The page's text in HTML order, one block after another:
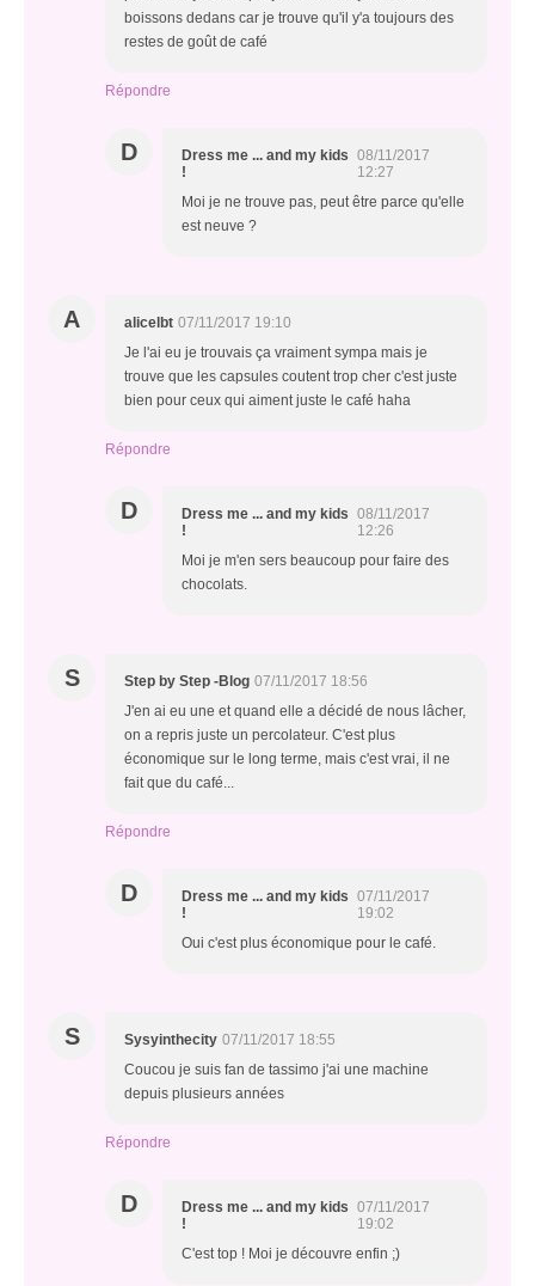
boissons dedans car je trouve qu'il y'a toujours des
restes de goût de café
Répondre
D
Dress me ... and my kids
!
08/11/2017
12:27
Moi je ne trouve pas, peut être parce qu'elle
est neuve ?
A alicelbt 07/11/2017 19:10
Je l'ai eu je trouvais ça vraiment sympa mais je
trouve que les capsules coutent trop cher c'est juste
bien pour ceux qui aiment juste le café haha
Répondre
D
Dress me ... and my kids
!
08/11/2017
12:26
Moi je m'en sers beaucoup pour faire des
chocolats.
S Step by Step -Blog 07/11/2017 18:56
J'en ai eu une et quand elle a décidé de nous lâcher,
on a repris juste un percolateur. C'est plus
économique sur le long terme, mais c'est vrai, il ne
fait que du café...
Répondre
D
Dress me ... and my kids
!
07/11/2017
19:02
Oui c'est plus économique pour le café.
S Sysyinthecity 07/11/2017 18:55
Coucou je suis fan de tassimo j'ai une machine
depuis plusieurs années
Répondre
D
Dress me ... and my kids
!
07/11/2017
19:02
C'est top ! Moi je découvre enfin ;)